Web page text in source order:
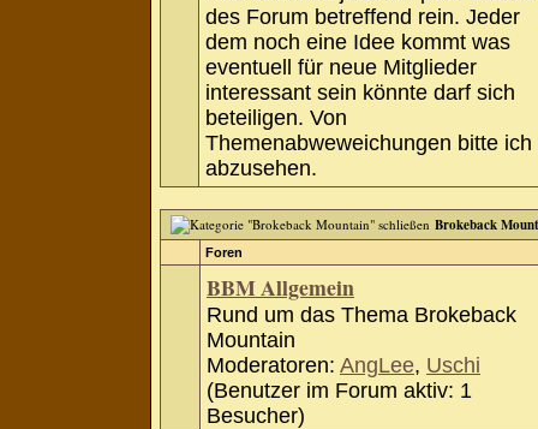
des Forum betreffend rein. Jeder
dem noch eine Idee kommt was
eventuell für neue Mitglieder
interessant sein könnte darf sich
beteiligen. Von
Themenabweweichungen bitte ich
abzusehen.
Brokeback
Foren
BBM Allgemein
Rund um das Thema Brokeback
Mountain
Moderatoren: AngLee, Uschi
(Benutzer im Forum aktiv: 1
Besucher)